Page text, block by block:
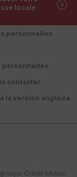
locale
personnelles
personnelles
contacter
la version anglaise
Crédit Mutuel